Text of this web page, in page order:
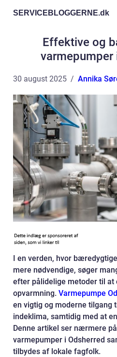
SERVICEBLOGGERNE.dk
Effektive og
varmepumper
30 august 2025 Annika
I en verden, hvor
mere nødvendige, søger
efter pålidelige metoder til
opvarmning. Varmepumpe
en vigtig og moderne tilgang
indeklima, samtidig med at
Denne artikel ser nærmere
varmepumper i Odsherred
tilbydes af lokale fagfolk.